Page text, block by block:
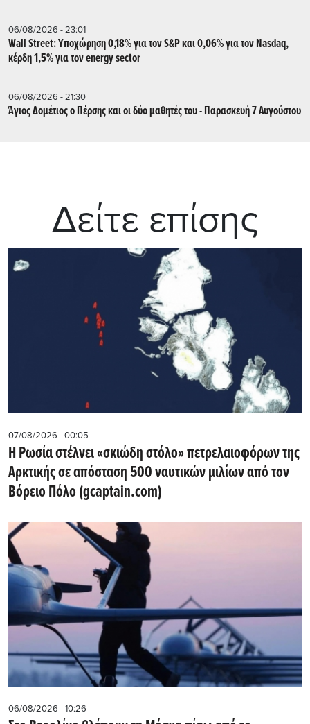
06/08/2026 - 23:01
Wall Street: Υποχώρηση 0,18% για τον S&P και 0,06% για τον Nasdaq,
κέρδη 1,5% για τον energy sector
06/08/2026 - 21:30
Άγιος Δομέτιος ο Πέρσης και οι δύο μαθητές του - Παρασκευή 7 Αυγούστου
Δείτε επίσης
07/08/2026 - 00:05
Η Ρωσία στέλνει «σκιώδη στόλο» πετρελαιοφόρων της
Αρκτικής σε απόσταση 500 ναυτικών μιλίων από τον
Βόρειο Πόλο (gcaptain.com)
06/08/2026 - 10:26